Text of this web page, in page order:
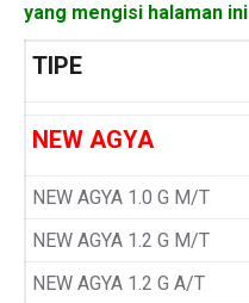
yang mengisi halaman ini
TIPE
NEW AGYA
NEW AGYA 1.0 G M/T
NEW AGYA 1.2 G M/T
NEW AGYA 1.2 G A/T